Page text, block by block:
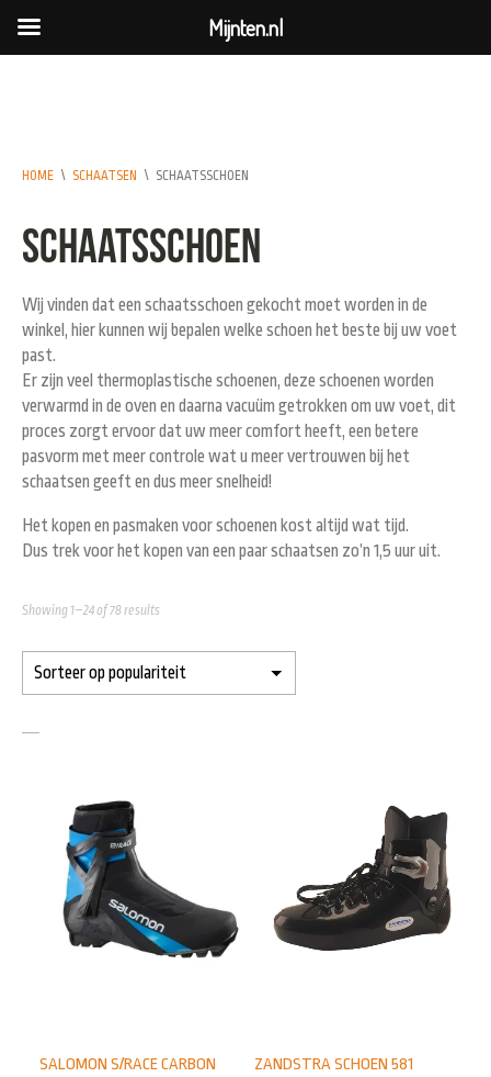
HOME \ SCHAATSEN \ SCHAATSSCHOEN
Schaatsschoen
Wij vinden dat een schaatsschoen gekocht moet worden in de
winkel, hier kunnen wij bepalen welke schoen het beste bij uw voet
past.
Er zijn veel thermoplastische schoenen, deze schoenen worden
verwarmd in de oven en daarna vacuüm getrokken om uw voet, dit
proces zorgt ervoor dat uw meer comfort heeft, een betere
pasvorm met meer controle wat u meer vertrouwen bij het
schaatsen geeft en dus meer snelheid!
Het kopen en pasmaken voor schoenen kost altijd wat tijd.
Dus trek voor het kopen van een paar schaatsen zo’n 1,5 uur uit.
Showing 1–24 of 78 results
ZANDSTRA SCHOEN 581
SALOMON S/RACE CARBON
Mijnten.nl